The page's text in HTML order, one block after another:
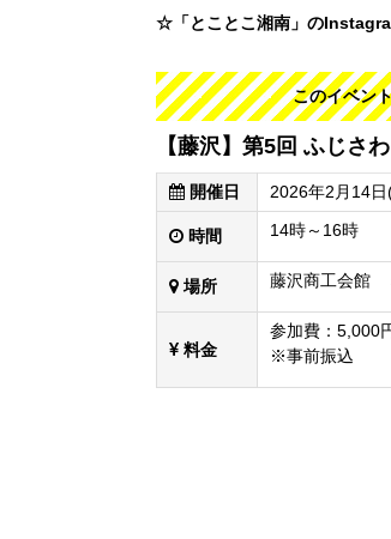
☆「とことこ湘南」の
このイベン
【藤沢】第5回 ふじさ
開催日 2026年2月14日
時間 14時～16時
場所 藤沢商工会館
料金
参加費：5,000
※事前振込